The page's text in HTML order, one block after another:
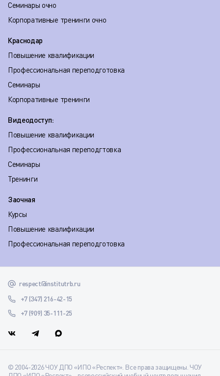
Семинары очно
Корпоративные тренинги очно
Краснодар
Повышение квалификации
Профессиональная переподготовка
Семинары
Корпоративные тренинги
Видеодоступ:
Повышение квалификации
Профессиональная переподгтовка
Семинары
Тренинги
Заочная
Курсы
Повышение квалификации
Профессиональная переподготовка
respect@institutrb.ru
+7 (347) 216-42-15
+7 (909) 35-111-25
© 2004-2026 ЧОУ ДПО «ИПО «Респект». Все права защищены. ЧОУ